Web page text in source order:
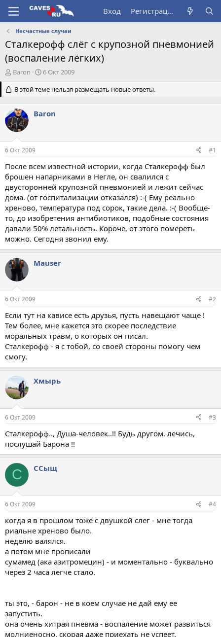
Вход Регистрация
Несчастные случаи
Сталкерофф слёг с крупозной пневмонией
(воспаление лёгких)
А
т
о
р
т
е
м
ы
Baron
Д
т
а
а
л
6 Окт 2009
В этой теме нельзя размещать новые ответы.
Baron
6 Окт 2009 #1
После всем известной истории, когда Сталкерофф был
брошен напарниками в Негле, он свалился с
двусторонней крупозной пневмонией и лежит сейчас
дома. (от госпитализации отказался) :-( Ему реально
хреново, температура под сорок, такие дела. :-( Вообще-
то, до изобретения антибиотиков, подобные состояния
давали 50% летальность. Короче, от этого помереть
можно. Сегодня звонил ему.
Mauser
6 Окт 2009 #2
Если тут на кависе есть друзья, пусть навещают чаще !
Тем более, мне кажется это скорее последствие
моральных травм, о которых он писал.
Сталкерофф - я с тобой, со своей стороны помогу чем
смогу.
Хмырь
6 Окт 2009 #3
Сталкерофф.., Душа-человек..!! Будь другом, лечись,
послушай Барона !!
С ССыщ
6 Окт 2009 #4
когда я в прошлом тоже с двушкой слег - мне тогда
риальне хреново было.
неделю валялся.
а потом мне прописали
сумамед (ака азитромецин) - и моментально - буквально
через 2 часа легче стало.
ты это, - барон - не в коем случае не дай ему ее
запустить.
она очень хитрая пневма - воспаление может развиться
молниеносно. скорая даже приехать не успеет.